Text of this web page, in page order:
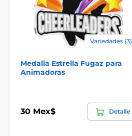
Variedades (3)
Medalla Estrella Fugaz para
Animadoras
30 Mex$ Detalle